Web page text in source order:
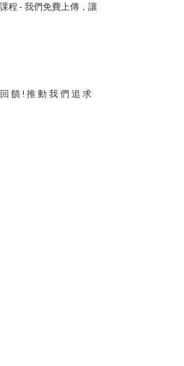
程 - 我們免費上傳，讓
饋 ! 推 動 我 們 追 求